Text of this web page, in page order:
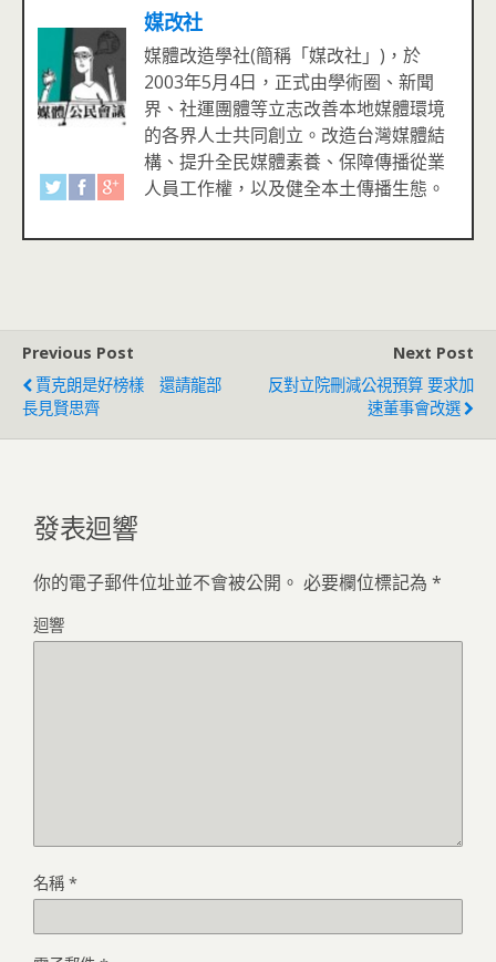
媒改社
媒體改造學社(簡稱「媒改社」)，於
2003年5月4日，正式由學術圈、新聞
界、社運團體等立志改善本地媒體環境
的各界人士共同創立。改造台灣媒體結
構、提升全民媒體素養、保障傳播從業
人員工作權，以及健全本土傳播生態。
Previous Post
賈克朗是好榜樣 還請龍部
長見賢思齊
Next Post
反對立院刪減公視預算 要求加
速董事會改選
發表迴響
你的電子郵件位址並不會被公開。 必要欄位標記為 *
迴響
名稱 *